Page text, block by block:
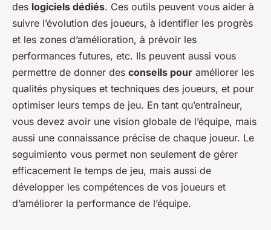
des logiciels dédiés. Ces outils peuvent vous aider à
suivre l’évolution des joueurs, à identifier les progrès
et les zones d’amélioration, à prévoir les
performances futures, etc. Ils peuvent aussi vous
permettre de donner des conseils pour améliorer les
qualités physiques et techniques des joueurs, et pour
optimiser leurs temps de jeu. En tant qu’entraîneur,
vous devez avoir une vision globale de l’équipe, mais
aussi une connaissance précise de chaque joueur. Le
seguimiento vous permet non seulement de gérer
efficacement le temps de jeu, mais aussi de
développer les compétences de vos joueurs et
d’améliorer la performance de l’équipe.